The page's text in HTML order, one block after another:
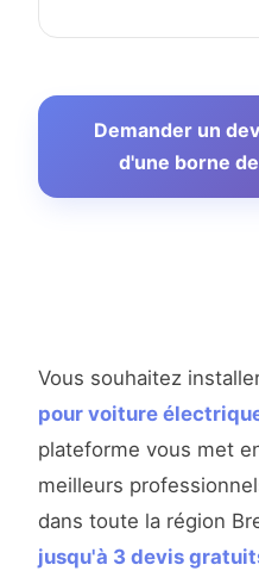
Demander un
d'une borne
Vous souhaitez
pour voiture
plateforme vous met
meilleurs
dans toute la région
jusqu'à 3 devis